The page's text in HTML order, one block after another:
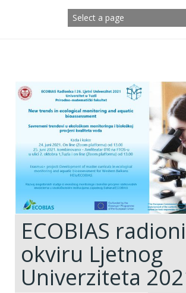
ECOBIAS
okviru Ljetnog
Univerziteta